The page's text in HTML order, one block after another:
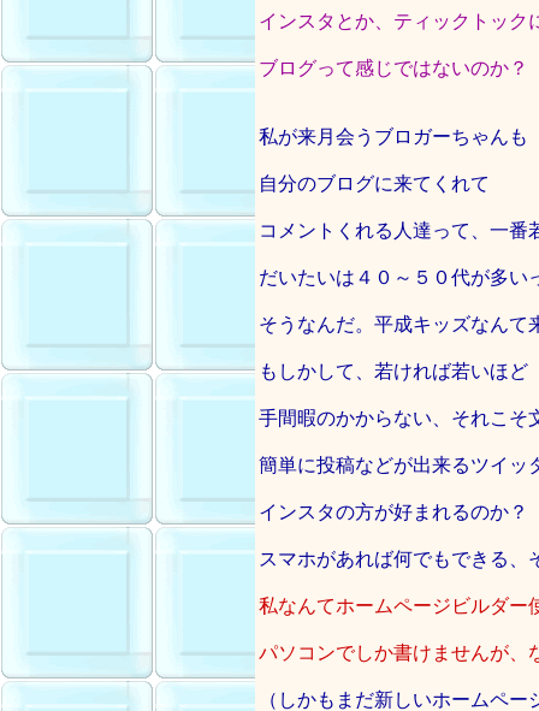
インスタとか、ティックトック
ブログって感じではないのか？
私が来月会うブロガーちゃんも
自分のブログに来てくれて
コメントくれる人達って、一番
だいたいは４０～５０代が多い
そうなんだ。平成キッズなんて
もしかして、若ければ若いほど
手間暇のかからない、それこそ
簡単に投稿などが出来るツイッ
インスタの方が好まれるのか？
スマホがあれば何でもできる、
私なんてホームページビルダー
パソコンでしか書けませんが、
（しかもまだ新しいホームペー